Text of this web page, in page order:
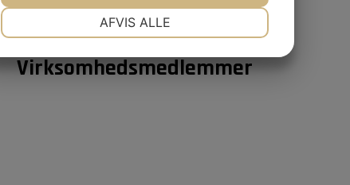
Virksomhedsmedlemmer
MARKETING STATISTIK
AFVIS ALLE